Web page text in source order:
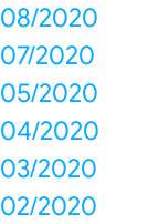
08/2020
07/2020
05/2020
04/2020
03/2020
02/2020